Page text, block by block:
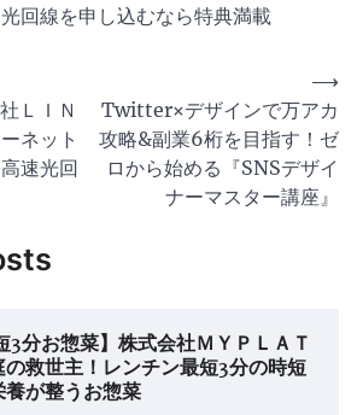
回線を申し込むなら特典満載
ＬＩＮ
ネット
速光回
Twitter×デザインで万アカ
攻略&副業6桁を目指す！ゼ
ロから始める『SNSデザイ
ナーマスター講座』
⟶
3分お惣菜】株式会社ＭＹＰＬＡＴ
の救世主！レンチン最短3分の時短
が整うお惣菜